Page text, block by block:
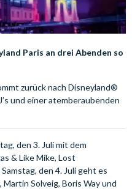
Paris an drei Abenden so
zurück nach Disneyland®
und einer atemberaubenden
den 3. Juli mit dem
& Like Mike, Lost
den 4. Juli geht es
Solveig, Boris Way und